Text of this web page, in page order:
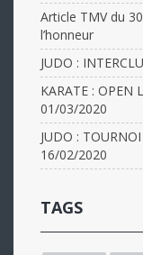
Article TMV du
l’honneur
JUDO :
KARATE : OPEN
01/03/2020
JUDO :
16/02/2020
TAGS